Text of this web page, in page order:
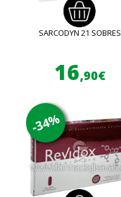
SARCODYN 21 SOBRES
16,90€
-34%